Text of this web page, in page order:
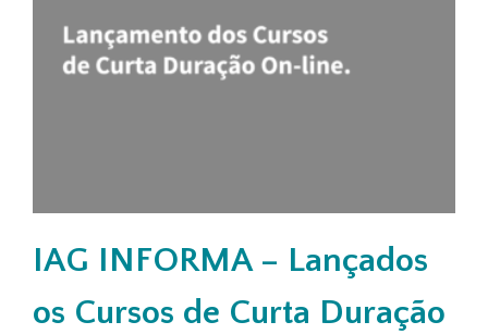
IAG INFORMA– Lançados
os Cursos de Curta Duração